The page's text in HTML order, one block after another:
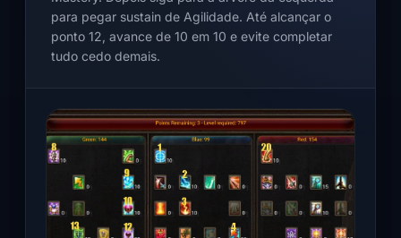
para pegar sustain de Agilidade. Até alcançar o
ponto 12, avance de 10 em 10 e evite completar
tudo cedo demais.